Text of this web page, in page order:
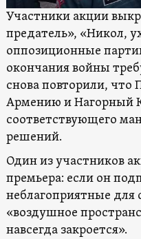
Участники акции
предатель», «Никол,
оппозиционные
окончания войны
снова повторили, что
Армению и Нагорный
соответствующего
решений.
Один из участников
премьера: если он
неблагоприятные
«воздушное
навсегда закроется».